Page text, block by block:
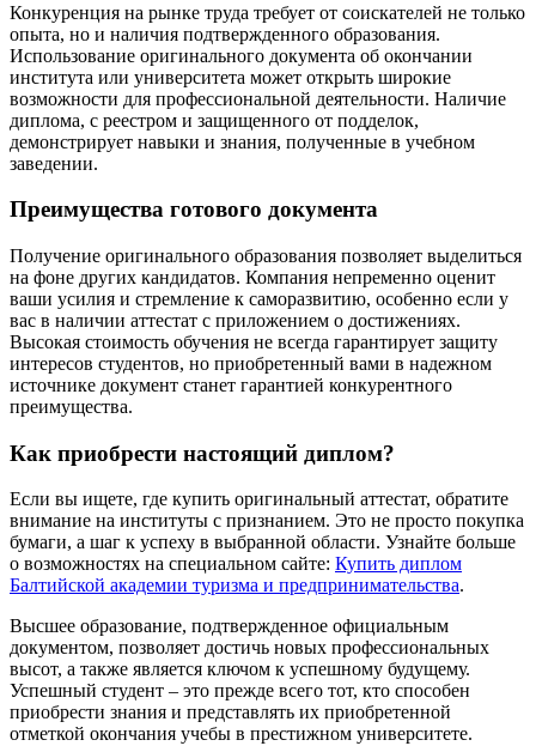
Конкуренция на рынке труда требует от соискателей не только
опыта, но и наличия подтвержденного образования.
Использование оригинального документа об окончании
института или университета может открыть широкие
возможности для профессиональной деятельности. Наличие
диплома, с реестром и защищенного от подделок,
демонстрирует навыки и знания, полученные в учебном
заведении.
Преимущества готового документа
Получение оригинального образования позволяет выделиться
на фоне других кандидатов. Компания непременно оценит
ваши усилия и стремление к саморазвитию, особенно если у
вас в наличии аттестат с приложением о достижениях.
Высокая стоимость обучения не всегда гарантирует защиту
интересов студентов, но приобретенный вами в надежном
источнике документ станет гарантией конкурентного
преимущества.
Как приобрести настоящий диплом?
Если вы ищете, где купить оригинальный аттестат, обратите
внимание на институты с признанием. Это не просто покупка
бумаги, а шаг к успеху в выбранной области. Узнайте больше
о возможностях на специальном сайте: Купить диплом
Балтийской академии туризма и предпринимательства.
Высшее образование, подтвержденное официальным
документом, позволяет достичь новых профессиональных
высот, а также является ключом к успешному будущему.
Успешный студент – это прежде всего тот, кто способен
приобрести знания и представлять их приобретенной
отметкой окончания учебы в престижном университете.